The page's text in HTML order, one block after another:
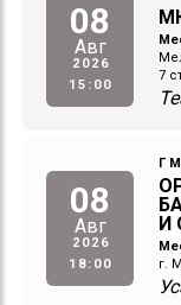
08
Авг
2026
15:00
7
08
Авг
2026
18:00
Г
И
г.